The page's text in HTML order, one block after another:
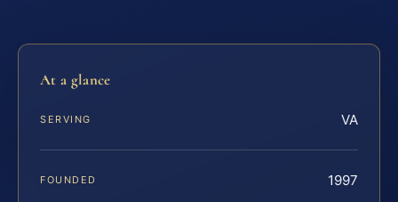
At a glance
SERVING VA
FOUNDED 1997